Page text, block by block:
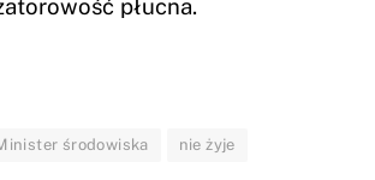
płucna.
środowiska nie żyje